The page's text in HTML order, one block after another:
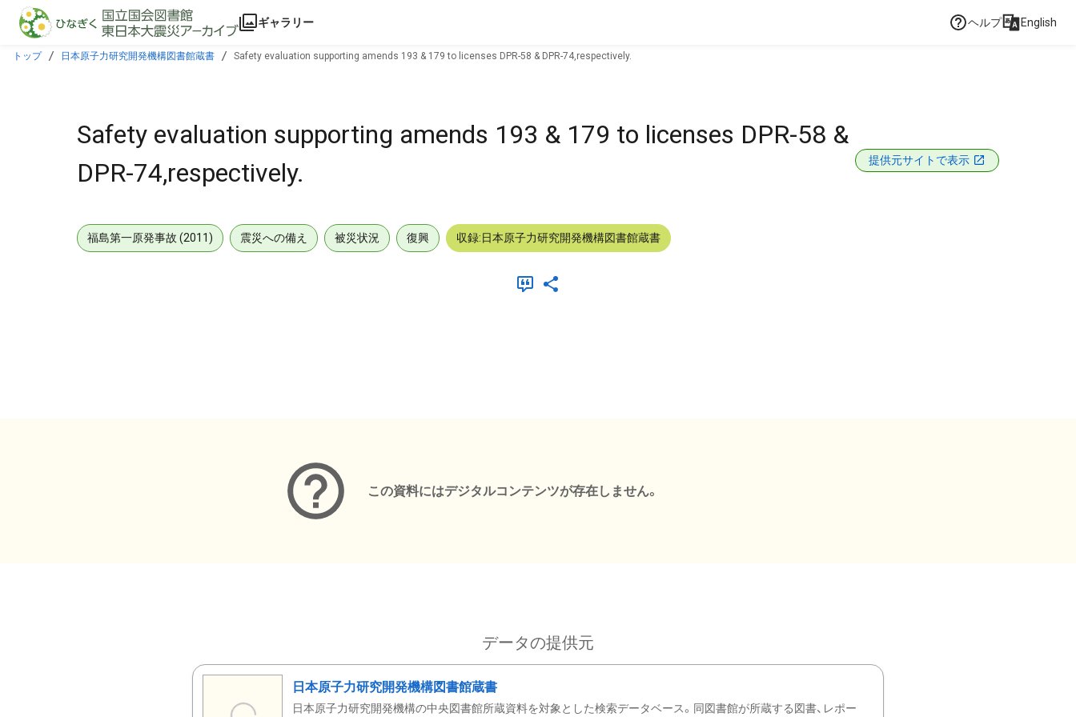
本文に飛ぶ
ギャラリー ヘルプ English
トップ 日本原子力研究開発機構図書館蔵書 Safety evaluation supporting amends 193 & 179 to licenses DPR-58 & DPR-74,respectively.
Safety evaluation supporting amends 193 & 179 to licenses DPR-58 &
DPR-74,respectively.
提供元サイトで表示
福島第一原発事故 (2011) 震災への備え 被災状況 復興 収録:日本原子力研究開発機構図書館蔵書
この資料にはデジタルコンテンツが存在しません。
データの提供元
日本原子力研究開発機構図書館蔵書
日本原子力研究開発機構の中央図書館所蔵資料を対象とした検索データベース。同図書館が所蔵する図書、レポー